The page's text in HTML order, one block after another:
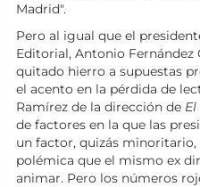
Madrid".
Pero al igual que el
Editorial, Antonio Fernández
quitado hierro a supuestas
el acento en la pérdida de
Ramírez de la dirección de
de factores en la que las
un factor, quizás
polémica que el mismo ex
animar. Pero los números